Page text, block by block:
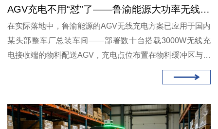
AGV充电不用“怼”了——鲁渝能源大功率无线快充的工业实践
在实际落地中，鲁渝能源的AGV无线充电方案已应用于国内
某头部整车厂总装车间——部署数十台搭载3000W无线充
电接收端的物料配送AGV，充电点位布置在物料缓冲区与装
配线衔接处，AGV在完成送料任务后的等待间隙自动补能，
项目实施后车间AGV车队有效作业时间提升超过25%。